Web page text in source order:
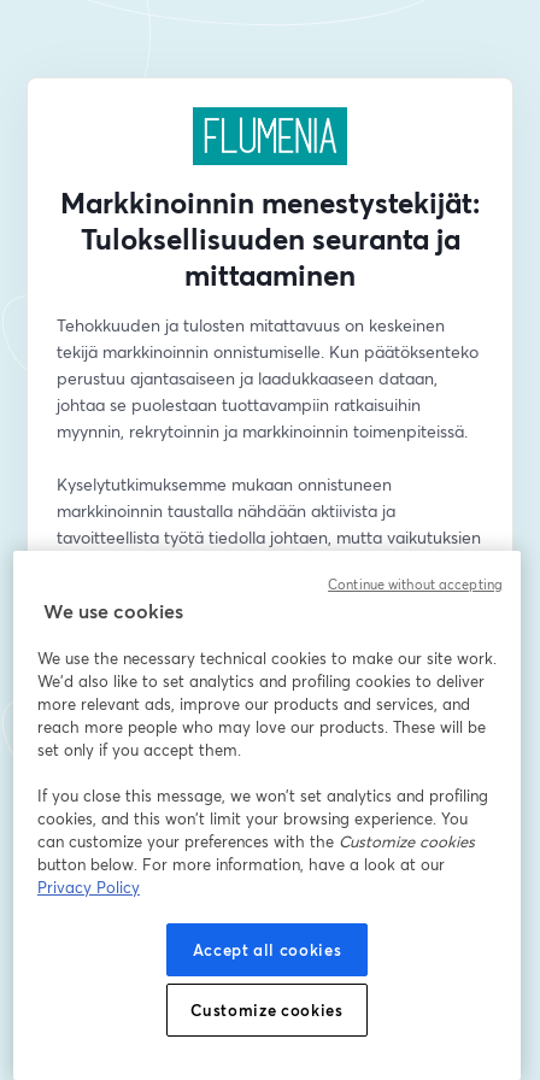
Markkinoinnin menestystekijät:
Tuloksellisuuden seuranta ja
mittaaminen
Tehokkuuden ja tulosten mitattavuus on keskeinen
tekijä markkinoinnin onnistumiselle. Kun päätöksenteko
perustuu ajantasaiseen ja laadukkaaseen dataan,
johtaa se puolestaan tuottavampiin ratkaisuihin
myynnin, rekrytoinnin ja markkinoinnin toimenpiteissä.
Kyselytutkimuksemme mukaan onnistuneen
markkinoinnin taustalla nähdään aktiivista ja
tavoitteellista työtä tiedolla johtaen, mutta vaikutuksien
Tervetuloa mukaan webinaariin, jossa käsittelemme:
- kyselytutkimuksen tuloksia, jotka osoittavat, että
laadukkaan datan kerääminen, analysoiminen ja
jalostaminen ovat nykyaikaisen markkinoinnin
onnistumisen ja liiketoiminnan kasvun kulmakivet.
auttoivat suunnittelemaan markkinointia
tehokkaammin ja vähentämään mainonnan kulutusta
parhaimmillaan lähes 50 %?
We use cookies
We use the necessary technical cookies to make our site work.
We'd also like to set analytics and profiling cookies to deliver
more relevant ads, improve our products and services, and
reach more people who may love our products. These will be
set only if you accept them.
If you close this message, we won’t set analytics and profiling
cookies, and this won’t limit your browsing experience. You
can customize your preferences with the Customize cookies
button below. For more information, have a look at our
Privacy Policy
Accept all cookies
Customize cookies
Continue without accepting